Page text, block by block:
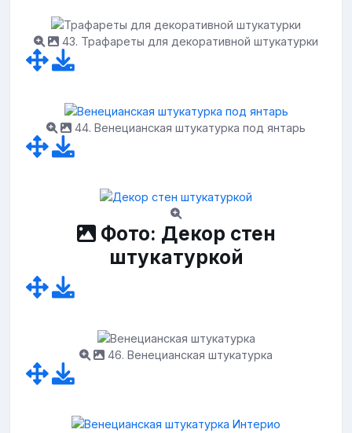
43. Трафареты для декоративной штукатурки
44. Венецианская штукатурка под янтарь
Фото: Декор стен
штукатуркой
46. Венецианская штукатурка